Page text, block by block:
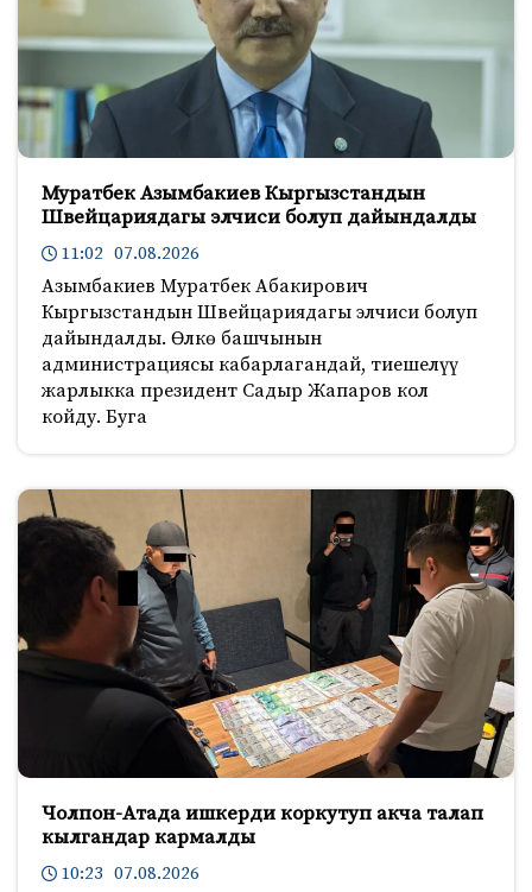
Муратбек Азымбакиев Кыргызстандын
Швейцариядагы элчиси болуп дайындалды
11:02 07.08.2026
Азымбакиев Муратбек Абакирович
Кыргызстандын Швейцариядагы элчиси болуп
дайындалды. Өлкө башчынын
администрациясы кабарлагандай, тиешелүү
жарлыкка президент Садыр Жапаров кол
койду. Буга
Чолпон-Атада ишкерди коркутуп акча талап
кылгандар кармалды
10:23 07.08.2026